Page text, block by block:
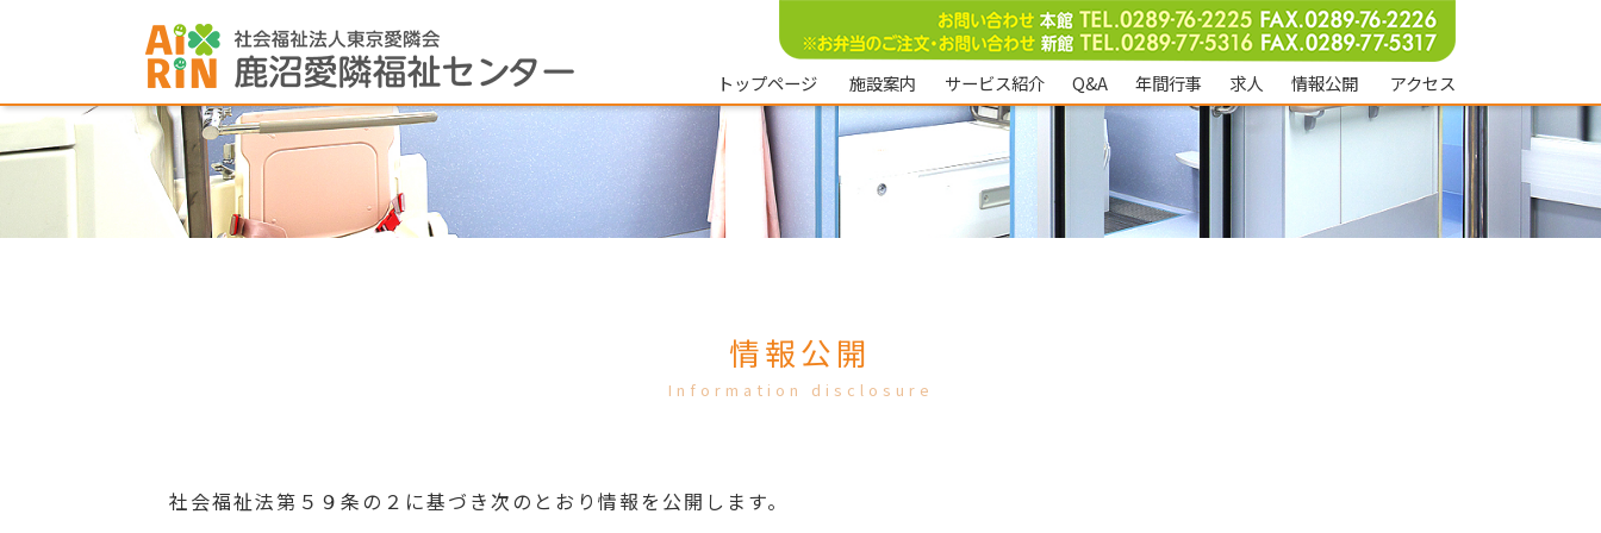
トップページ
施設案内
法人理念
運営方針
サービス紹介
生活介護事業
就労継続支援B型
特定相談支援事業所
Q&A 年間行事 求人 情報公開 アクセス
情報公開
Information disclosure
社会福祉法第５９条の２に基づき次のとおり情報を公開します。